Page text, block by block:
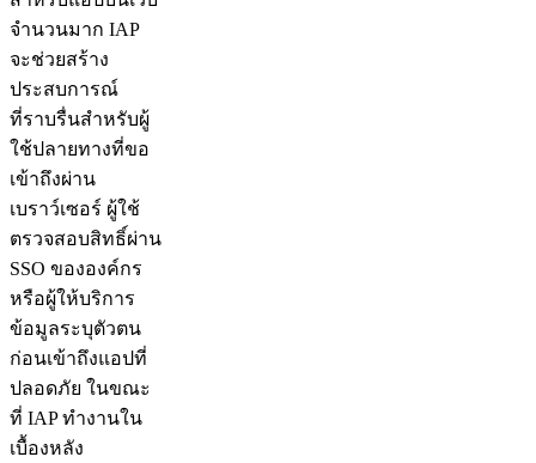
จำนวนมาก IAP
จะช่วยสร้าง
ประสบการณ์
ที่ราบรื่นสำหรับผู้
ใช้ปลายทางที่ขอ
เข้าถึงผ่าน
เบราว์เซอร์ ผู้ใช้
ตรวจสอบสิทธิ์ผ่าน
SSO ขององค์กร
หรือผู้ให้บริการ
ข้อมูลระบุตัวตน
ก่อนเข้าถึงแอปที่
ปลอดภัย ในขณะ
ที่ IAP ทำงานใน
เบื้องหลัง